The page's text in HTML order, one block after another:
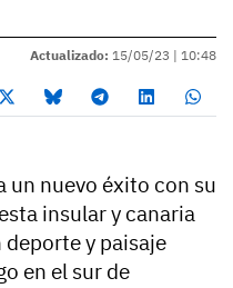
Actualizado: 15/05/23 | 10:48
un nuevo éxito con su
insular y canaria
y paisaje
en el sur de